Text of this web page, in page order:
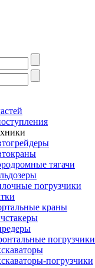
тягачи
погрузчики
краны
погрузчики
погрузчики